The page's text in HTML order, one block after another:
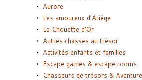
Aurore
Les amoureux d’Ariège
La Chouette d’Or
Autres chasses au trésor
Activités enfants et familles
Escape games & escape rooms
Chasseurs de trésors & Aventure